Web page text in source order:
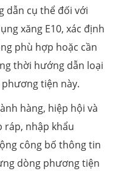
dẫn cụ thể đối với
xăng E10, xác định
phù hợp hoặc cần
thời hướng dẫn loại
tiện này.
hàng, hiệp hội và
ráp, nhập khẩu
công bố thông tin
dòng phương tiện